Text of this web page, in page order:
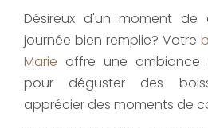
Désireux d'un moment de
journée bien remplie? Votre
Marie offre une ambiance
pour déguster des
apprécier des moments de